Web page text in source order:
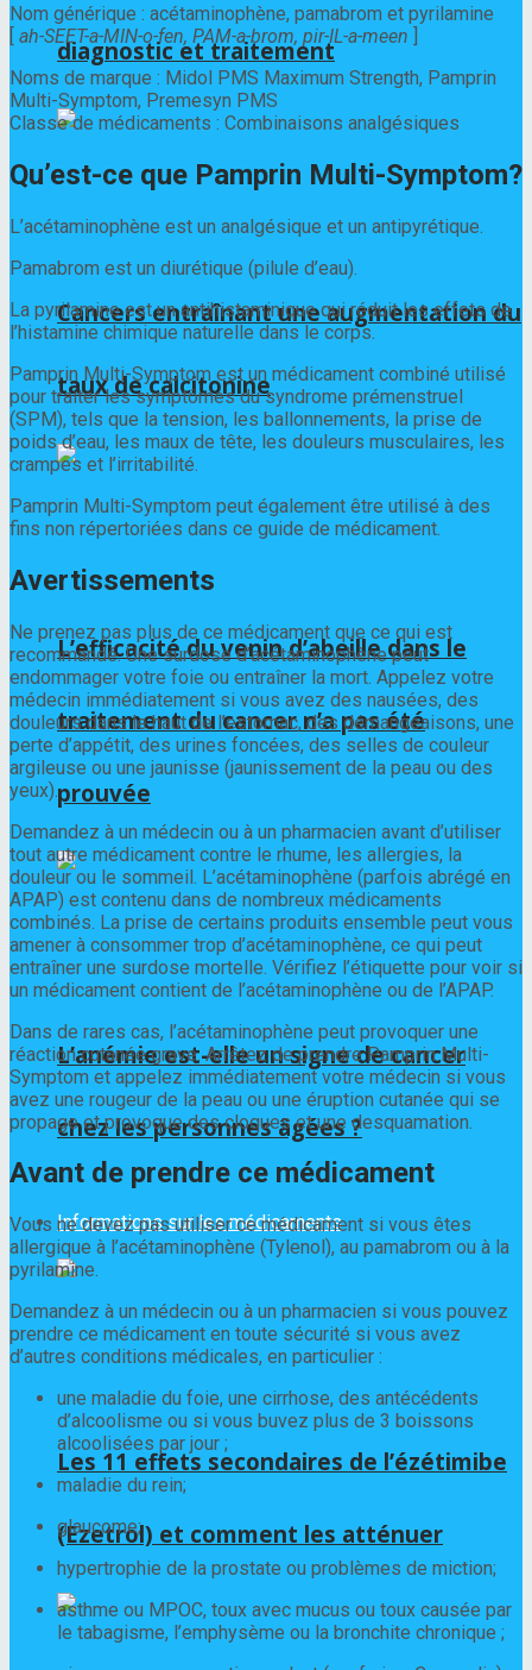
diagnostic et traitement
Cancers entraînant une augmentation du
taux de calcitonine
L’efficacité du venin d’abeille dans le
traitement du cancer n’a pas été
prouvée
L’anémie est-elle un signe de cancer
chez les personnes âgées ?
Informations sur les médicaments
Les 11 effets secondaires de l’ézétimibe
(Ezetrol) et comment les atténuer
Nom générique : acétaminophène, pamabrom et pyrilamine
[ ah-SEET-a-MIN-o-fen, PAM-a-brom, pir-IL-a-meen ]
Noms de marque : Midol PMS Maximum Strength, Pamprin
Multi-Symptom, Premesyn PMS
Classe de médicaments : Combinaisons analgésiques
Qu’est-ce que Pamprin Multi-Symptom?
L’acétaminophène est un analgésique et un antipyrétique.
Pamabrom est un diurétique (pilule d’eau).
La pyrilamine est un antihistaminique qui réduit les effets de
l’histamine chimique naturelle dans le corps.
Pamprin Multi-Symptom est un médicament combiné utilisé
pour traiter les symptômes du syndrome prémenstruel
(SPM), tels que la tension, les ballonnements, la prise de
poids d’eau, les maux de tête, les douleurs musculaires, les
crampes et l’irritabilité.
Pamprin Multi-Symptom peut également être utilisé à des
fins non répertoriées dans ce guide de médicament.
Avertissements
Ne prenez pas plus de ce médicament que ce qui est
recommandé. Une surdose d’acétaminophène peut
endommager votre foie ou entraîner la mort. Appelez votre
médecin immédiatement si vous avez des nausées, des
douleurs dans le haut de l’estomac, des démangeaisons, une
perte d’appétit, des urines foncées, des selles de couleur
argileuse ou une jaunisse (jaunissement de la peau ou des
yeux).
Demandez à un médecin ou à un pharmacien avant d’utiliser
tout autre médicament contre le rhume, les allergies, la
douleur ou le sommeil. L’acétaminophène (parfois abrégé en
APAP) est contenu dans de nombreux médicaments
combinés. La prise de certains produits ensemble peut vous
amener à consommer trop d’acétaminophène, ce qui peut
entraîner une surdose mortelle. Vérifiez l’étiquette pour voir si
un médicament contient de l’acétaminophène ou de l’APAP.
Dans de rares cas, l’acétaminophène peut provoquer une
réaction cutanée grave. Arrêtez de prendre Pamprin Multi-
Symptom et appelez immédiatement votre médecin si vous
avez une rougeur de la peau ou une éruption cutanée qui se
propage et provoque des cloques et une desquamation.
Avant de prendre ce médicament
Vous ne devez pas utiliser ce médicament si vous êtes
allergique à l’acétaminophène (Tylenol), au pamabrom ou à la
pyrilamine.
Demandez à un médecin ou à un pharmacien si vous pouvez
prendre ce médicament en toute sécurité si vous avez
d’autres conditions médicales, en particulier :
une maladie du foie, une cirrhose, des antécédents
d’alcoolisme ou si vous buvez plus de 3 boissons
alcoolisées par jour ;
maladie du rein;
glaucome;
hypertrophie de la prostate ou problèmes de miction;
asthme ou MPOC, toux avec mucus ou toux causée par
le tabagisme, l’emphysème ou la bronchite chronique ;